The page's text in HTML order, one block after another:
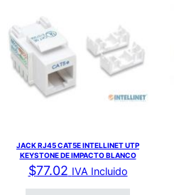
JACK RJ45 CAT5E INTELLINET UTP
KEYSTONE DE IMPACTO BLANCO
$77.02 IVA Incluido